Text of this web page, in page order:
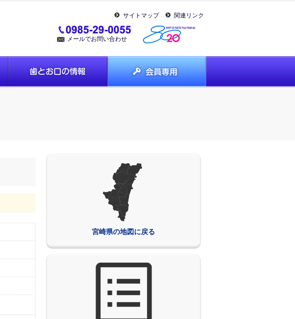
サイトマップ 関連リンク
メールでお問い合わせ
宮崎県の地図に戻る